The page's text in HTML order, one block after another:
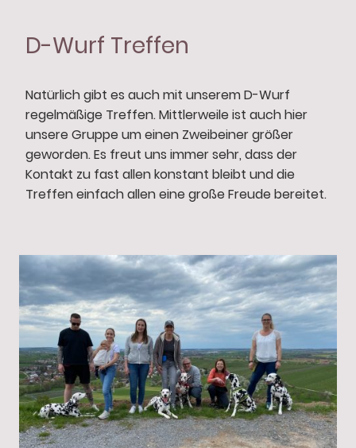
D-Wurf Treffen
Natürlich gibt es auch mit unserem D-Wurf
regelmäßige Treffen. Mittlerweile ist auch hier
unsere Gruppe um einen Zweibeiner größer
geworden. Es freut uns immer sehr, dass der
Kontakt zu fast allen konstant bleibt und die
Treffen einfach allen eine große Freude bereitet.